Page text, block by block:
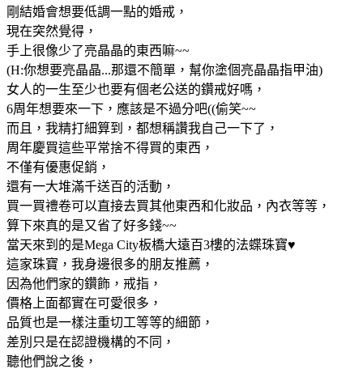
剛結婚會想要低調一點的婚戒，
現在突然覺得，
手上很像少了亮晶晶的東西嘛~~
(H:你想要亮晶晶...那還不簡單，幫你塗個亮晶晶指甲油)
女人的一生至少也要有個老公送的鑽戒好嗎，
6周年想要來一下，應該是不過分吧((偷笑~~
而且，我精打細算到，都想稱讚我自己一下了，
周年慶買這些平常捨不得買的東西，
不僅有優惠促銷，
還有一大堆滿千送百的活動，
買一買禮卷可以直接去買其他東西和化妝品，內衣等等，
算下來真的是又省了好多錢~~
當天來到的是Mega City板橋大遠百3樓的法蝶珠寶♥
這家珠寶，我身邊很多的朋友推薦，
因為他們家的鑽飾，戒指，
價格上面都實在可愛很多，
品質也是一樣注重切工等等的細節，
差別只是在認證機構的不同，
聽他們說之後，